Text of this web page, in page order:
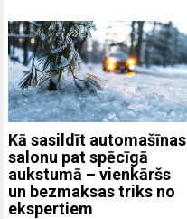
Kā sasildīt automašīnas
salonu pat spēcīgā
aukstumā – vienkāršs
un bezmaksas triks no
ekspertiem